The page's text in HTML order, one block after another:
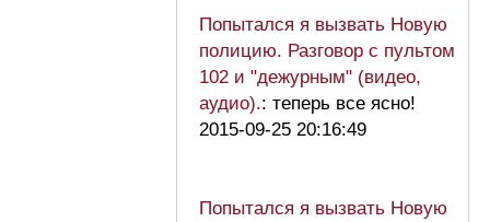
Попытался я вызвать Новую
полицию. Разговор с пультом
102 и "дежурным" (видео,
аудио).: теперь все ясно!
2015-09-25 20:16:49
Попытался я вызвать Новую